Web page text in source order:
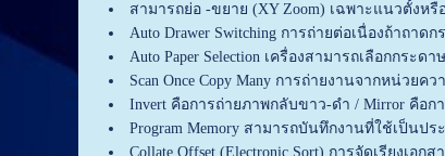
สามารถย่อ -ขยาย (XY Zoom) เฉพาะแนวตั้งห
Auto Drawer Switching การถ่ายต่อเนื่องถ้าถา
Auto Paper Selection เครื่องสามารถเลือกกร
Scan Once Copy Many การถ่ายงานจากหน่วย
Invert คือการถ่ายภาพกลับขาว-ดำ / Mirror คือก
Program Memory สามารถบันทึกงานที่ใช้เป็นปร
Collate Offset (Electronic Sort) การจัดเรียงเอ